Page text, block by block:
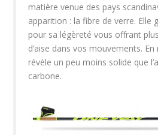
matière venue des pays
apparition : la fibre de verre. Elle
pour sa légèreté vous offrant
d’aise dans vos mouvements.
révèle un peu moins solide que
carbone.